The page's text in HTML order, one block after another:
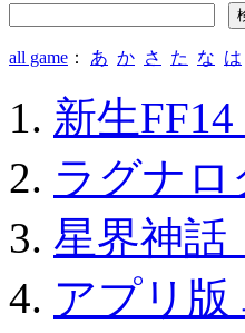
all game ： あ か さ た な は
新生
ラグナロ
星界神
アプリ版